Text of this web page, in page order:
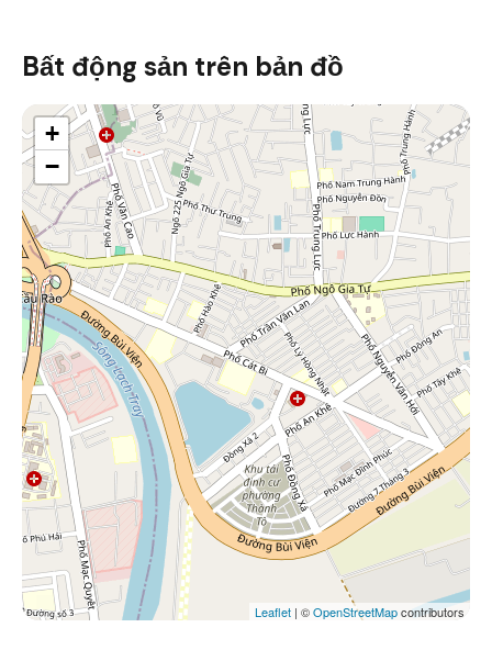
Bất động sản trên bản đồ
+
−
Leaflet | ©OpenStreetMapcontributors